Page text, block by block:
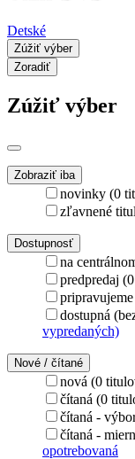
Detské
Zúžiť výber
Zoradiť
Zúžiť výber
Zobraziť iba
novinky (0
zľavnené
Dostupnosť
na
predpredaj
dostupná
vypredaných)
Nové / čítané
nová (0
čítaná (0
čítaná -
čítaná -
opotrebovaná